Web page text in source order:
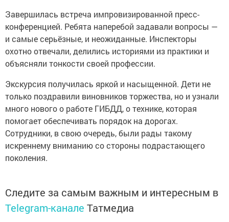
Завершилась встреча импровизированной пресс-
конференцией. Ребята наперебой задавали вопросы —
и самые серьёзные, и неожиданные. Инспекторы
охотно отвечали, делились историями из практики и
объясняли тонкости своей профессии.
Экскурсия получилась яркой и насыщенной. Дети не
только поздравили виновников торжества, но и узнали
много нового о работе ГИБДД, о технике, которая
помогает обеспечивать порядок на дорогах.
Сотрудники, в свою очередь, были рады такому
искреннему вниманию со стороны подрастающего
поколения.
Следите за самым важным и интересным в
Telegram-канале Татмедиа